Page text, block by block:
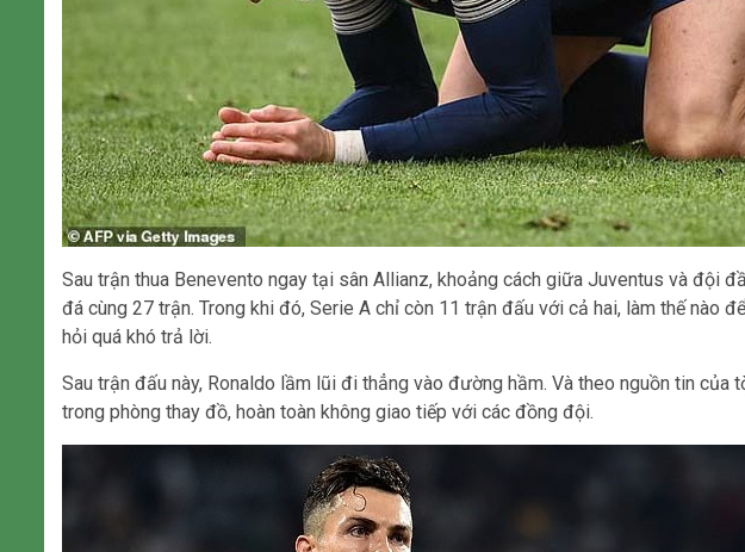
Sau trận thua Benevento ngay tại sân Allianz, khoảng cách giữa Juventus và đội
đá cùng 27 trận. Trong khi đó, Serie A chỉ còn 11 trận đấu với cả hai, làm thế nào
hỏi quá khó trả lời.
Sau trận đấu này, Ronaldo lầm lũi đi thẳng vào đường hầm. Và theo nguồn tin của
trong phòng thay đồ, hoàn toàn không giao tiếp với các đồng đội.